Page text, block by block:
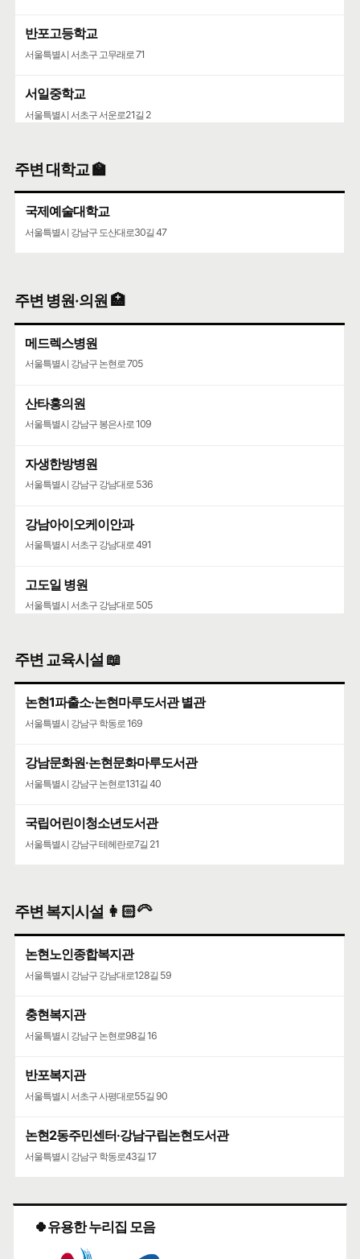
반포고등학교
서울특별시 서초구 고무래로 71
서일중학교
서울특별시 서초구 서운로21길 2
서울특별시 서초구 고무래로 90-6
신동중학교
서울특별시 서초구 나루터로 27
주변 대학교 🏫
국제예술대학교
서울특별시 강남구 도산대로30길 47
주변 병원·의원 🏥
메드렉스병원
서울특별시 강남구 논현로 705
산타홍의원
서울특별시 강남구 봉은사로 109
자생한방병원
서울특별시 강남구 강남대로 536
강남아이오케이안과
서울특별시 서초구 강남대로 491
고도일 병원
서울특별시 서초구 강남대로 505
주변 교육시설 📖
논현1파출소·논현마루도서관 별관
서울특별시 강남구 학동로 169
강남문화원·논현문화마루도서관
서울특별시 강남구 논현로131길 40
국립어린이청소년도서관
서울특별시 강남구 테헤란로7길 21
주변 복지시설 👩🏻‍🦳
논현노인종합복지관
서울특별시 강남구 강남대로128길 59
충현복지관
서울특별시 강남구 논현로98길 16
반포복지관
서울특별시 서초구 사평대로55길 90
논현2동주민센터·강남구립논현도서관
서울특별시 강남구 학동로43길 17
🍀유용한 누리집 모음